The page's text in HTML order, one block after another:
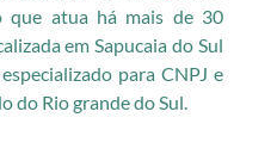
que atua há mais de 30
em Sapucaia do Sul
para CNPJ e
do Rio grande do Sul.